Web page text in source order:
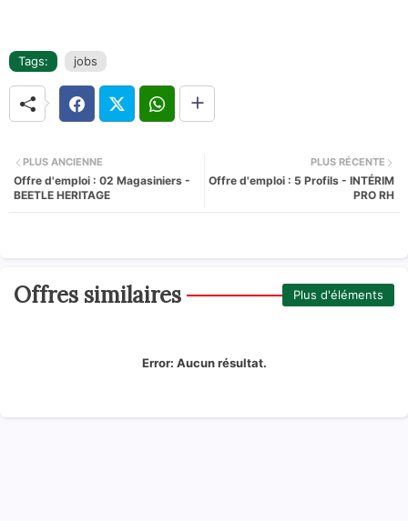
Tags: jobs
PLUS RÉCENTE
Offre d'emploi : 5 Profils - INTÉRIM
PRO RH
PLUS ANCIENNE
Offre d'emploi : 02 Magasiniers -
BEETLE HERITAGE
Offres similaires Plus d'éléments
Error: Aucun résultat.